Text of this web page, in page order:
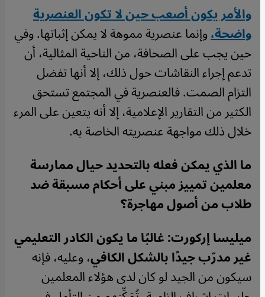
والأمر يكون أصعب حين لا تكون العنصرية
واضحة،وإنما عنصرية مموهة لا يمكن إثباتها. وفي
حين يجب على الصحافة، من الناحية المثالية، أن
تدعم إجراء النقاشات حول ذلك، إلا أنها تفضل
التزام الصمت. فالعنصرية في المجتمع تستحق
الكثير من التقارير الإعلامية، إلا أنه يتعين على المرء
خلال ذلك مواجهة عنصريته الخاصة به.
ما الذي يمكن فعله بالتحديد حيال ممارسة
معلمين تمييز مبني على أحكام مسبقة ضد
طلاب من أصول مهاجرة؟
ميليسا إركورت:غالبًا ما يكون الكادر التعليمي
غير مدرّب جيدًا بالشكل الكافي، وعليه، فإنه
سيكون من الجيد لو كان لدى هؤلاء المعلمين